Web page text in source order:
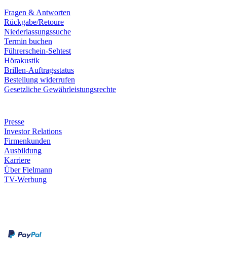
Fragen & Antworten
Rückgabe/Retoure
Niederlassungssuche
Termin buchen
Führerschein-Sehtest
Hörakustik
Brillen-Auftragsstatus
Bestellung widerrufen
Gesetzliche Gewährleistungsrechte
Presse
Investor Relations
Firmenkunden
Ausbildung
Karriere
Über Fielmann
TV-Werbung